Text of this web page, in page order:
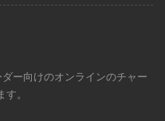
ー向けのオンラインのチャー
。